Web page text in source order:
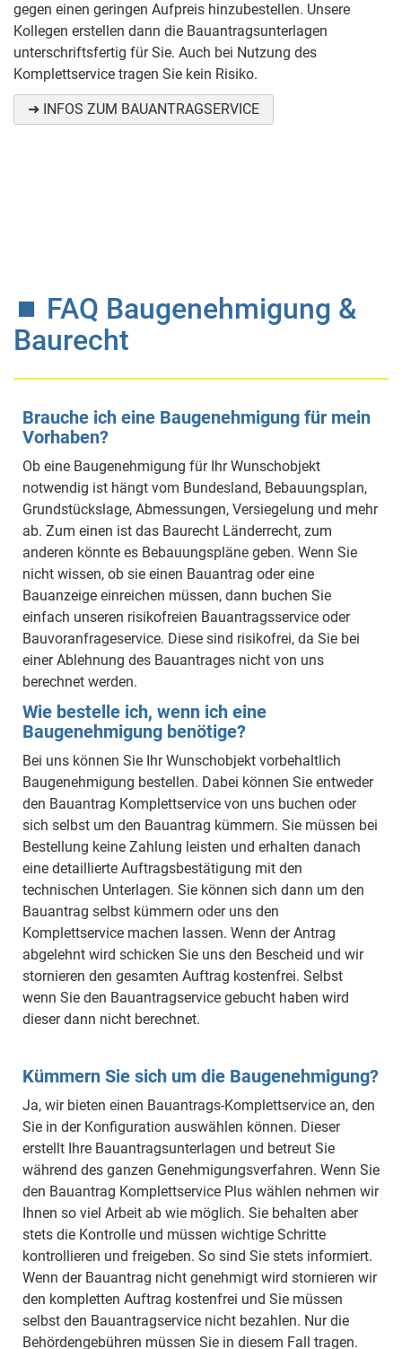
gegen einen geringen Aufpreis hinzubestellen. Unsere
Kollegen erstellen dann die Bauantragsunterlagen
unterschriftsfertig für Sie. Auch bei Nutzung des
Komplettservice tragen Sie kein Risiko.
➜ INFOS ZUM BAUANTRAGSERVICE
⏹ FAQ Baugenehmigung &
Baurecht
Brauche ich eine Baugenehmigung für mein
Vorhaben?
Ob eine Baugenehmigung für Ihr Wunschobjekt
notwendig ist hängt vom Bundesland, Bebauungsplan,
Grundstückslage, Abmessungen, Versiegelung und mehr
ab. Zum einen ist das Baurecht Länderrecht, zum
anderen könnte es Bebauungspläne geben. Wenn Sie
nicht wissen, ob sie einen Bauantrag oder eine
Bauanzeige einreichen müssen, dann buchen Sie
einfach unseren risikofreien Bauantragsservice oder
Bauvoranfrageservice. Diese sind risikofrei, da Sie bei
einer Ablehnung des Bauantrages nicht von uns
berechnet werden.
Wie bestelle ich, wenn ich eine
Baugenehmigung benötige?
Bei uns können Sie Ihr Wunschobjekt vorbehaltlich
Baugenehmigung bestellen. Dabei können Sie entweder
den Bauantrag Komplettservice von uns buchen oder
sich selbst um den Bauantrag kümmern. Sie müssen bei
Bestellung keine Zahlung leisten und erhalten danach
eine detaillierte Auftragsbestätigung mit den
technischen Unterlagen. Sie können sich dann um den
Bauantrag selbst kümmern oder uns den
Komplettservice machen lassen. Wenn der Antrag
abgelehnt wird schicken Sie uns den Bescheid und wir
stornieren den gesamten Auftrag kostenfrei. Selbst
wenn Sie den Bauantragservice gebucht haben wird
dieser dann nicht berechnet.
Kümmern Sie sich um die Baugenehmigung?
Ja, wir bieten einen Bauantrags-Komplettservice an, den
Sie in der Konfiguration auswählen können. Dieser
erstellt Ihre Bauantragsunterlagen und betreut Sie
während des ganzen Genehmigungsverfahren. Wenn Sie
den Bauantrag Komplettservice Plus wählen nehmen wir
Ihnen so viel Arbeit ab wie möglich. Sie behalten aber
stets die Kontrolle und müssen wichtige Schritte
kontrollieren und freigeben. So sind Sie stets informiert.
Wenn der Bauantrag nicht genehmigt wird stornieren wir
den kompletten Auftrag kostenfrei und Sie müssen
selbst den Bauantragservice nicht bezahlen. Nur die
Behördengebühren müssen Sie in diesem Fall tragen.